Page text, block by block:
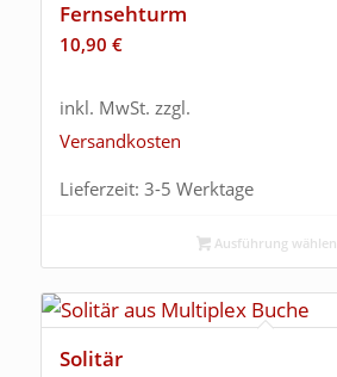
Fernsehturm
10,90 €
inkl. MwSt. zzgl.
Versandkosten
Lieferzeit: 3-5 Werktage
Ausführung wählen
Solitär